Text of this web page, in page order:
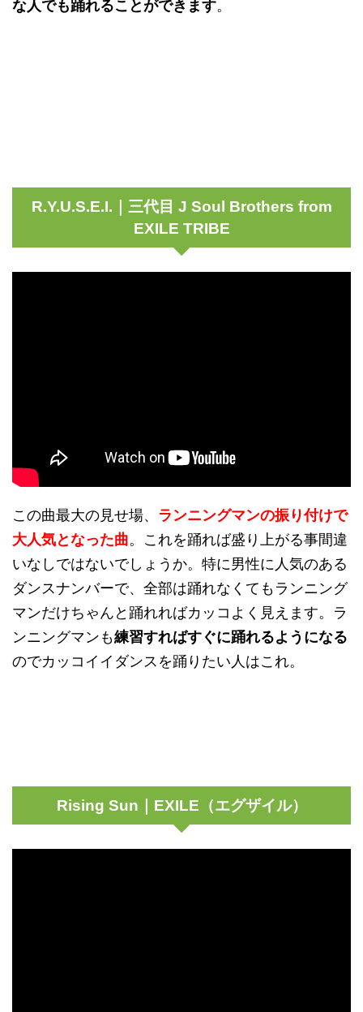
な人でも踊れることができます。
R.Y.U.S.E.I.｜三代目 J Soul Brothers from
EXILE TRIBE
この曲最大の見せ場、 ランニングマンの振り付けで
大人気となった曲。これを踊れば盛り上がる事間違
いなしではないでしょうか。特に男性に人気のある
ダンスナンバーで、全部は踊れなくてもランニング
マンだけちゃんと踊れればカッコよく見えます。ラ
ンニングマンも練習すればすぐに踊れるようになる
のでカッコイイダンスを踊りたい人はこれ。
Rising Sun｜EXILE（エグザイル）